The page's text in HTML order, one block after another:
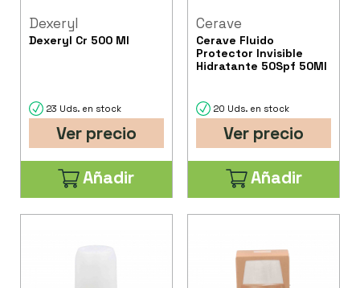
Dexeryl
Dexeryl Cr 500 Ml
23 Uds. en stock
Ver precio
Añadir
Cerave
Cerave Fluido
Protector Invisible
Hidratante 50Spf 50Ml
20 Uds. en stock
Ver precio
Añadir